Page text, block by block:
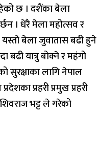
छ । दशैंका बेला
। धेरै मेला महोत्सव र
बेला जुवातास बढी हुने
बढी यात्रु बोक्ने र महंगो
सुरक्षाका लागि नेपाल
प्रहरी प्रमुख प्रहरी
भट्ट ले गरेको